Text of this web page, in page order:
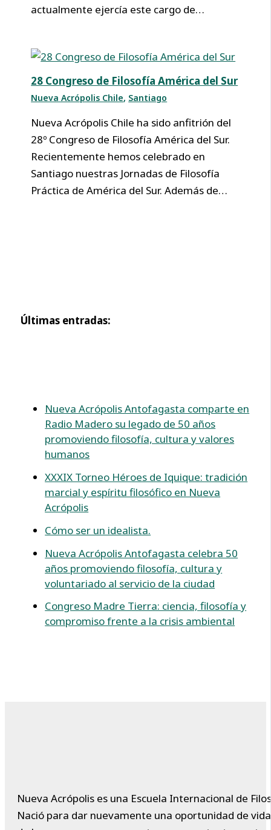
actualmente ejercía este cargo de…
28 Congreso de Filosofía América del Sur
Nueva Acrópolis Chile, Santiago
Nueva Acrópolis Chile ha sido anfitrión del
28º Congreso de Filosofía América del Sur.
Recientemente hemos celebrado en
Santiago nuestras Jornadas de Filosofía
Práctica de América del Sur. Además de…
Últimas entradas:
Nueva Acrópolis Antofagasta comparte en
Radio Madero su legado de 50 años
promoviendo filosofía, cultura y valores
humanos
XXXIX Torneo Héroes de Iquique: tradición
marcial y espíritu filosófico en Nueva
Acrópolis
Cómo ser un idealista.
Nueva Acrópolis Antofagasta celebra 50
años promoviendo filosofía, cultura y
voluntariado al servicio de la ciudad
Congreso Madre Tierra: ciencia, filosofía y
compromiso frente a la crisis ambiental
Nueva Acrópolis es una Escuela Internacional de
Nació para dar nuevamente una oportunidad de